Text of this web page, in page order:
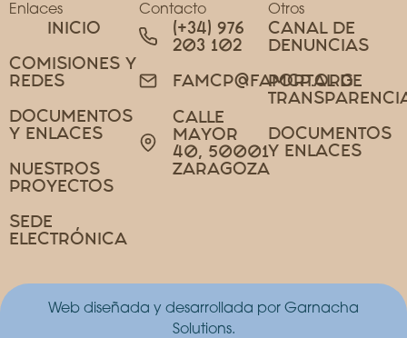
Enlaces
INICIO
COMISIONES Y
REDES
DOCUMENTOS
Y ENLACES
NUESTROS
PROYECTOS
SEDE
ELECTRÓNICA
Contacto
(+34) 976
203 102
FAMCP@FAMCP.ORG
CALLE
MAYOR
40, 50001
ZARAGOZA
Otros
CANAL DE
DENUNCIAS
PORTAL DE
DOCUMENTOS
Y ENLACES
Web diseñada y desarrollada por Garnacha
Solutions.